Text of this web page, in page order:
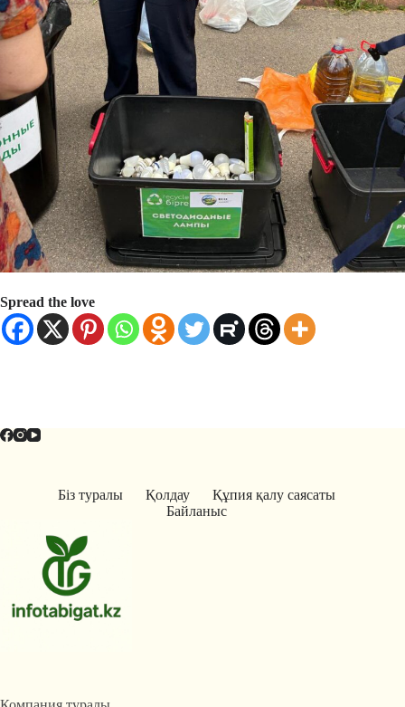
Spread the love
Біз туралы Қолдау
Құпия қалу саясаты
Байланыс